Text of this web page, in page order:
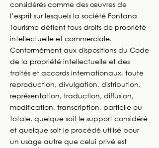
considérés comme des œuvres de
l’esprit sur lesquels la société Fontana
Tourisme détient tous droits de propriété
intellectuelle et commerciale.
Conformément aux dispositions du Code
de la propriété intellectuelle et des
traités et accords internationaux, toute
reproduction, divulgation, distribution,
représentation, traduction, diffusion,
modification, transcription, partielle ou
totale, quelque soit le support considéré
et quelque soit le procédé utilisé pour
un usage autre que celui privé est